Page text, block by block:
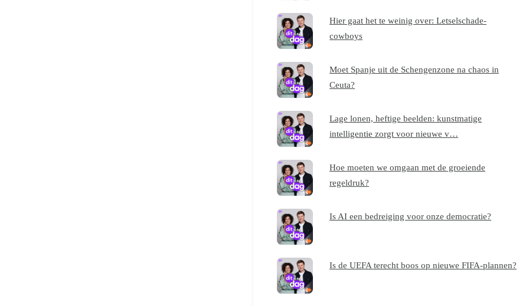
Hier gaat het te weinig over: Letselschade-
cowboys
Moet Spanje uit de Schengenzone na chaos in
Ceuta?
Lage lonen, heftige beelden: kunstmatige
intelligentie zorgt voor nieuwe v…
Hoe moeten we omgaan met de groeiende
regeldruk?
Is AI een bedreiging voor onze democratie?
Is de UEFA terecht boos op nieuwe FIFA-plannen?